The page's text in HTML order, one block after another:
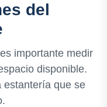
del
importante medir
disponible.
estantería que se